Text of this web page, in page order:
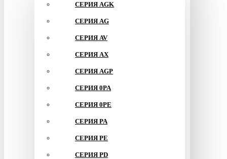
СЕРИЯ AGK
СЕРИЯ AG
СЕРИЯ AV
СЕРИЯ AX
СЕРИЯ AGP
СЕРИЯ 0PA
СЕРИЯ 0PE
СЕРИЯ PA
СЕРИЯ PE
СЕРИЯ PD